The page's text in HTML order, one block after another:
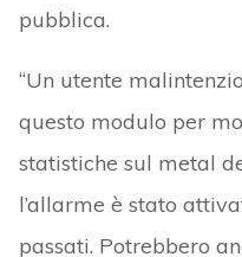
pubblica.
“Un utente
questo modulo per
statistiche sul metal
l’allarme è stato
passati. Potrebbero